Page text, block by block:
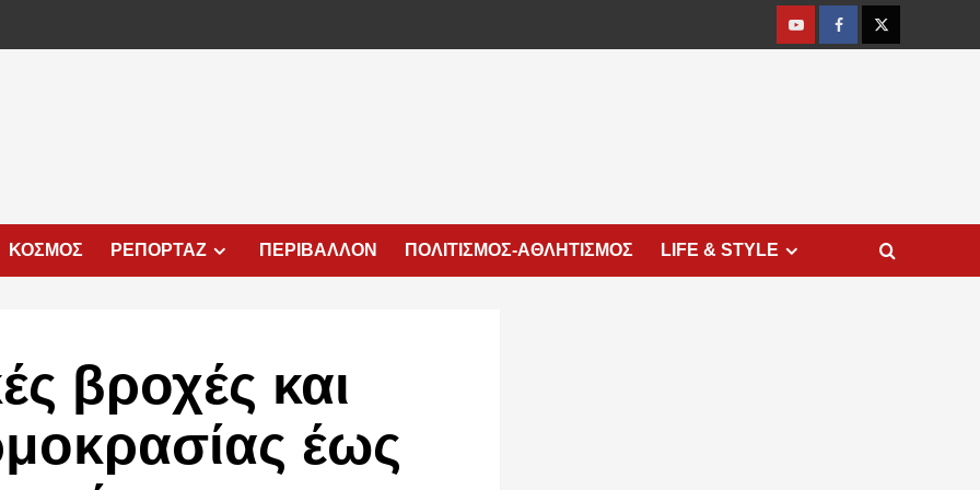
YoutubeFacebookTwitter
ΚΟΣΜΟΣ ΡΕΠΟΡΤΑΖ ΠΕΡΙΒΑΛΛΟΝ ΠΟΛΙΤΙΣΜΟΣ-ΑΘΛΗΤΙΣΜΟΣ LIFE & STYLE
βροχές και
έως